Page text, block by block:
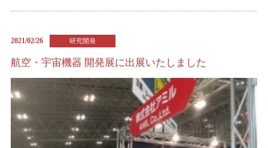
2021/02/26
航空・宇宙機器 開発展に出展いたしました